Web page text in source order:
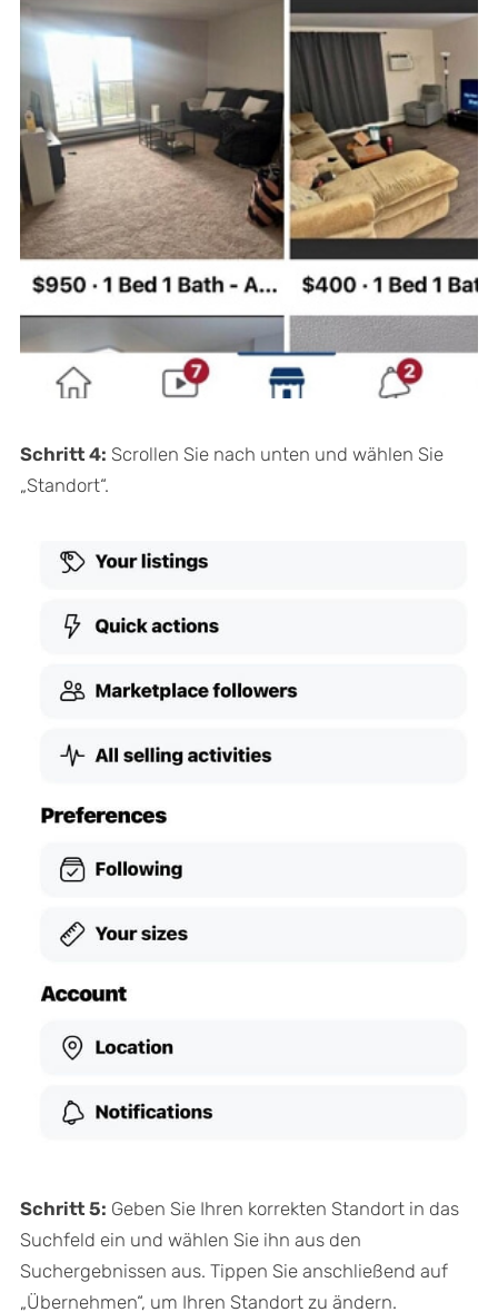
Schritt 4: Scrollen Sie nach unten und wählen Sie
„Standort“.
Schritt 5: Geben Sie Ihren korrekten Standort in das
Suchfeld ein und wählen Sie ihn aus den
Suchergebnissen aus. Tippen Sie anschließend auf
„Übernehmen“, um Ihren Standort zu ändern.